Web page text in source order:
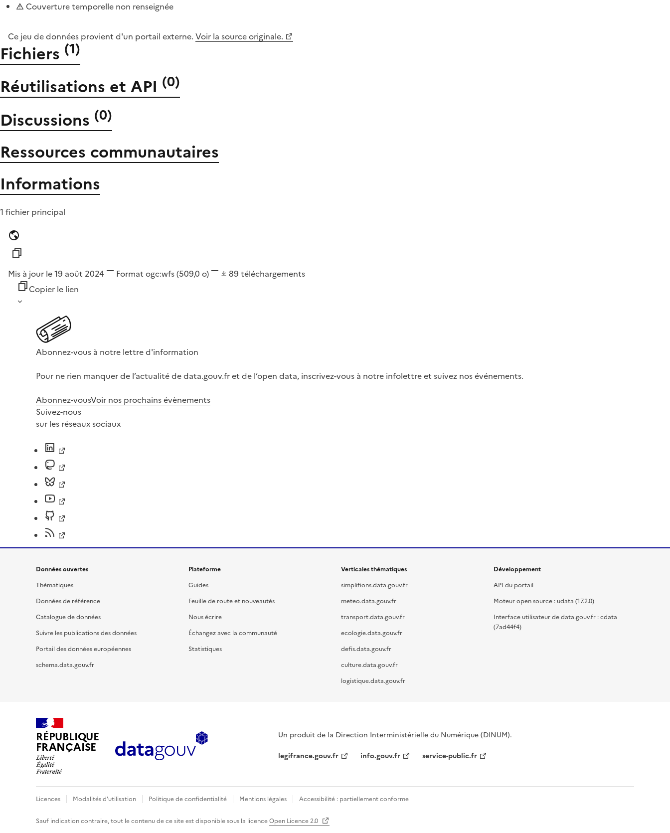
Couverture temporelle non renseignée
Ce jeu de données provient d'un portail externe. Voir la source originale.
Fichiers (1)
Réutilisations et API (0)
Discussions (0)
Ressources communautaires
Informations
1 fichier principal
Mis à jour le 19 août 2024 Format ogc:wfs(509,0 o) 89 téléchargements
Copier le lien
Abonnez-vous à notre lettre d'information
Pour ne rien manquer de l’actualité de data.gouv.fr et de l’open data, inscrivez-vous à notre infolettre et suivez nos événements.
Abonnez-vousVoir nos prochains évènements
Suivez-nous
sur les réseaux sociaux
Données ouvertes
Thématiques
Données de référence
Catalogue de données
Suivre les publications des données
Portail des données européennes
schema.data.gouv.fr
Plateforme
Guides
Feuille de route et nouveautés
Nous écrire
Échangez avec la communauté
Statistiques
Verticales thématiques
simplifions.data.gouv.fr
meteo.data.gouv.fr
transport.data.gouv.fr
ecologie.data.gouv.fr
defis.data.gouv.fr
culture.data.gouv.fr
logistique.data.gouv.fr
Développement
API du portail
Moteur open source : udata (17.2.0)
Interface utilisateur de data.gouv.fr : cdata
(7ad44f4)
RÉPUBLIQUE
FRANÇAISE
Un produit de la Direction Interministérielle du Numérique (DINUM).
legifrance.gouv.fr
info.gouv.fr service-public.fr
Licences Modalités d'utilisation Politique de confidentialité Mentions légales Accessibilité : partiellement conforme
Sauf indication contraire, tout le contenu de ce site est disponible sous la licenceOpen Licence 2.0